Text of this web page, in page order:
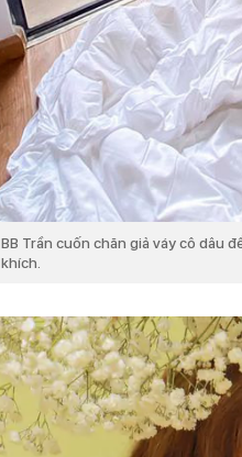
BB Trần cuốn chăn giả váy cô dâu
khích.